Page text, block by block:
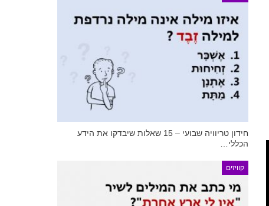
חידון טריוויה שבועי – 15 שאלות שיבדקו את הידע
הכללי…
קוויזים